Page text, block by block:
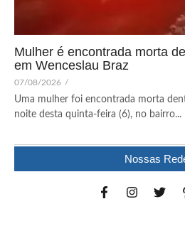
Mulher é encontrada morta
em Wenceslau Braz
07/08/2026 /
Uma mulher foi encontrada morta
noite desta quinta-feira (6), no bairro...
Nossas